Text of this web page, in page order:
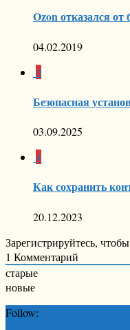
Ozon отказался от
04.02.2019
0
Безопасная
03.09.2025
4
Как сохранить
20.12.2023
Зарегистрируйтесь,
1 Комментарий
старые
новые
Follow: